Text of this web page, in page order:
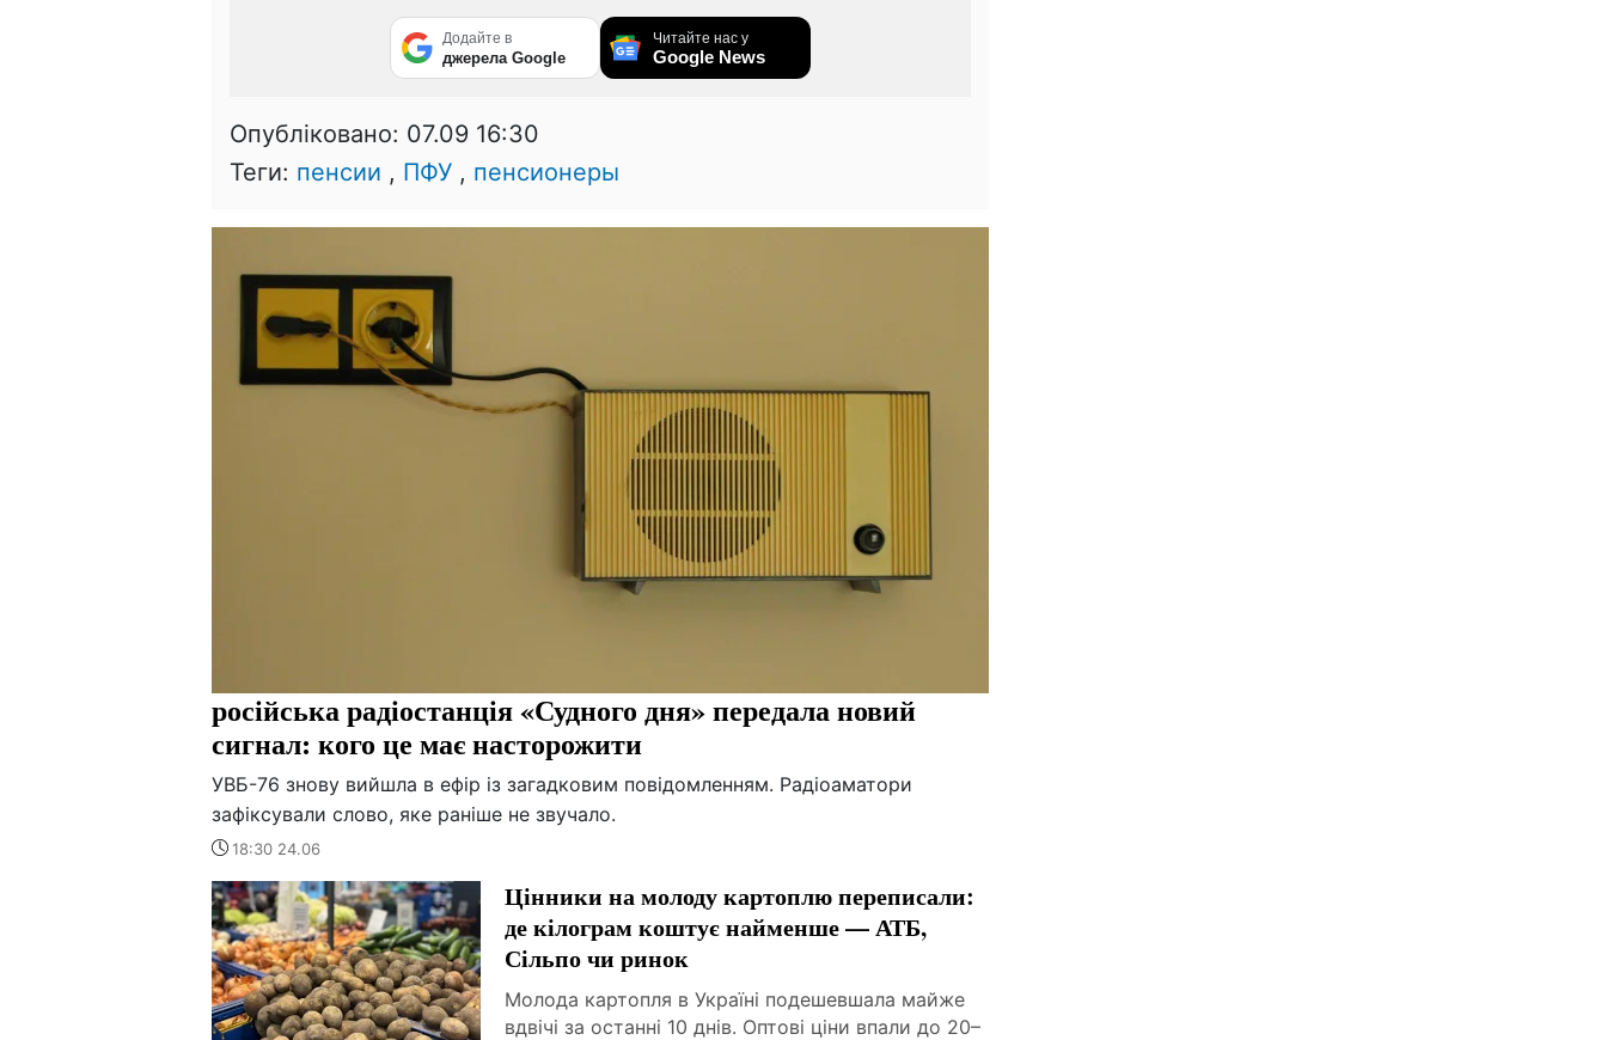
Додайте в
джерела Google
Читайте нас у
Google News
Опубліковано: 07.09 16:30
Теги: пенсии , ПФУ , пенсионеры
російська радіостанція «Судного дня» передала новий
сигнал: кого це має насторожити
УВБ-76 знову вийшла в ефір із загадковим повідомленням. Радіоаматори
зафіксували слово, яке раніше не звучало.
18:30 24.06
Цінники на молоду картоплю переписали:
де кілограм коштує найменше — АТБ,
Сільпо чи ринок
Молода картопля в Україні подешевшала майже
вдвічі за останні 10 днів. Оптові ціни впали до 20–